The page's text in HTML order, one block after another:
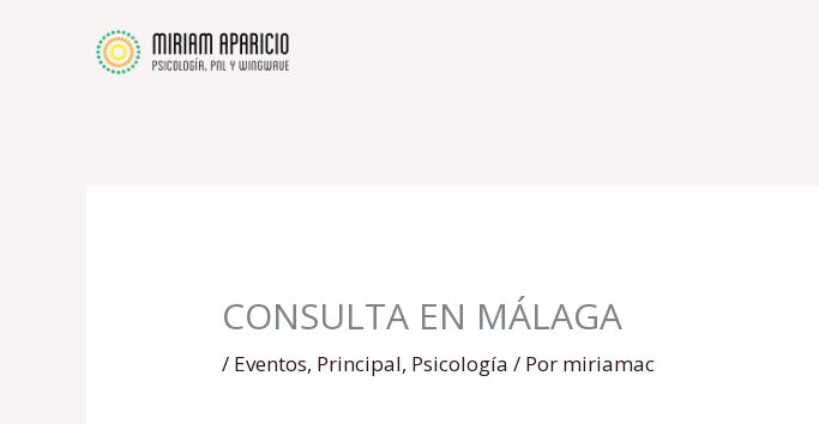
CONSULTA EN MÁLAGA
/ Eventos, Principal, Psicología / Por miriamac